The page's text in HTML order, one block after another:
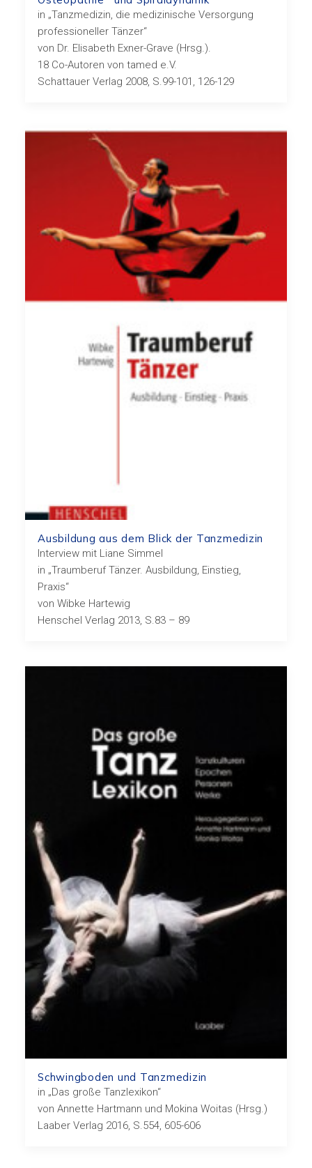
in „Tanzmedizin, die medizinische Versorgung
professioneller Tänzer“
von Dr. Elisabeth Exner-Grave (Hrsg.).
18 Co-Autoren von tamed e.V.
Schattauer Verlag 2008, S.99-101, 126-129
Ausbildung aus dem Blick der Tanzmedizin
Interview mit Liane Simmel
in „Traumberuf Tänzer. Ausbildung, Einstieg,
Praxis“
von Wibke Hartewig
Henschel Verlag 2013, S.83 – 89
Schwingboden und Tanzmedizin
in „Das große Tanzlexikon“
von Annette Hartmann und Mokina Woitas (Hrsg.)
Laaber Verlag 2016, S.554, 605-606